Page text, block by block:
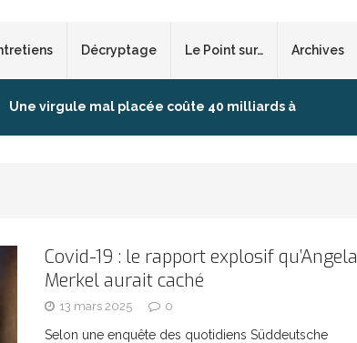
Décryptage Le Point sur… Archives
Une virgule mal placée coûte 40 milliards à
ARTICLES RÉÇENTS
Et si le temps n’existait pas ? ARTICLES RÉÇENTS
Covid-19 : le rapport explosif qu’Angela
Merkel aurait caché
13 mars 2025 0
Selon une enquête des quotidiens Süddeutsche